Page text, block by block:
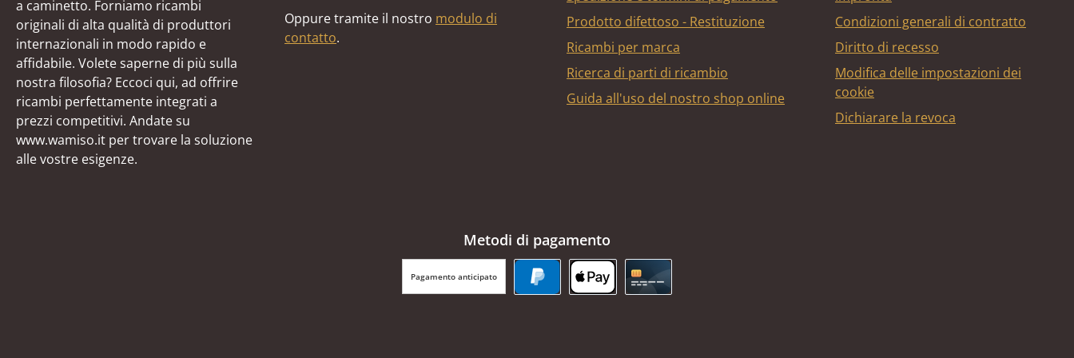
a caminetto. Forniamo ricambi
originali di alta qualità di produttori
internazionali in modo rapido e
affidabile. Volete saperne di più sulla
nostra filosofia? Eccoci qui, ad offrire
ricambi perfettamente integrati a
prezzi competitivi. Andate su
www.wamiso.it per trovare la soluzione
alle vostre esigenze.
Oppure tramite il nostro modulo di
contatto.
Prodotto difettoso - Restituzione
Ricambi per marca
Ricerca di parti di ricambio
Guida all'uso del nostro shop online
Condizioni generali di contratto
Diritto di recesso
Modifica delle impostazioni dei
cookie
Dichiarare la revoca
Metodi di pagamento
Pagamento anticipato